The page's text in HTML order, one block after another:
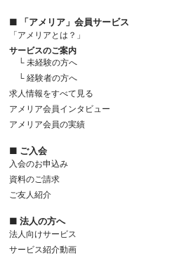
■ 「アメリア」会員サービス
「アメリアとは？」
サービスのご案内
└ 未経験の方へ
└ 経験者の方へ
求人情報をすべて見る
アメリア会員インタビュー
アメリア会員の実績
■ ご入会
入会のお申込み
資料のご請求
ご友人紹介
■ 法人の方へ
法人向けサービス
サービス紹介動画